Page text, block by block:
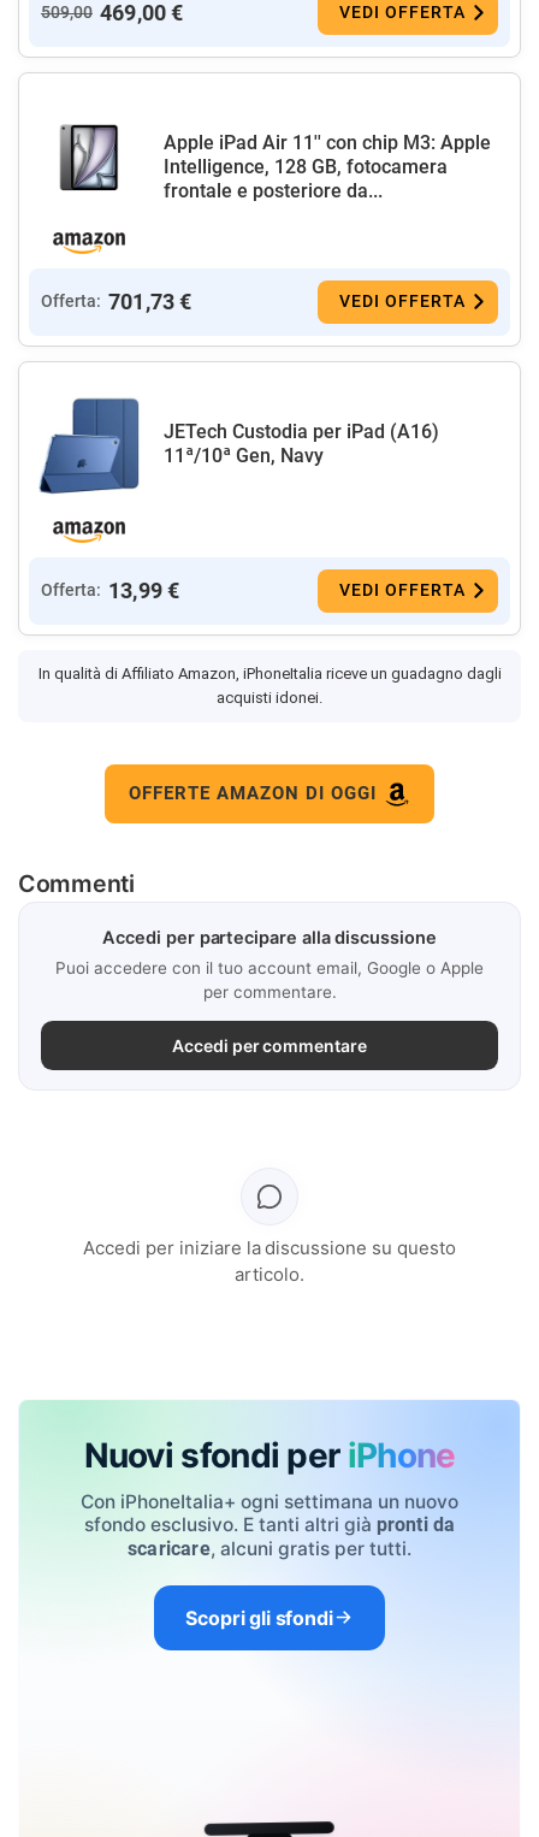
509,00 469,00 € VEDI OFFERTA
Apple iPad Air 11'' con chip M3: Apple
Intelligence, 128 GB, fotocamera
frontale e posteriore da...
Offerta: 701,73 € VEDI OFFERTA
JETech Custodia per iPad (A16)
11ª/10ª Gen, Navy
Offerta: 13,99 € VEDI OFFERTA
In qualità di Affiliato Amazon, iPhoneItalia riceve un guadagno dagli
acquisti idonei.
OFFERTE AMAZON DI OGGI
Commenti
Accedi per partecipare alla discussione
Puoi accedere con il tuo account email, Google o Apple
per commentare.
Accedi per commentare
Accedi per iniziare la discussione su questo
articolo.
Nuovi sfondi per iPhone
Con iPhoneItalia+ ogni settimana un nuovo
sfondo esclusivo. E tanti altri già pronti da
scaricare, alcuni gratis per tutti.
Scopri gli sfondi